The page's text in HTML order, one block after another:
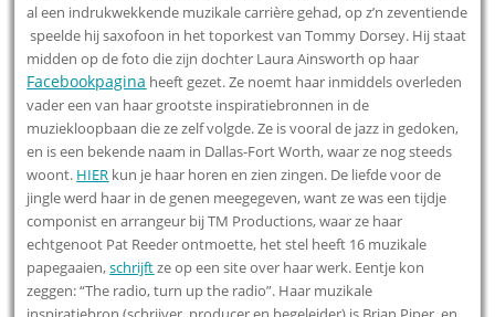
al een indrukwekkende muzikale carrière gehad, op z’n zeventiende
speelde hij saxofoon in het toporkest van Tommy Dorsey. Hij staat
midden op de foto die zijn dochter Laura Ainsworth op haar
Facebookpagina heeft gezet. Ze noemt haar inmiddels overleden
vader een van haar grootste inspiratiebronnen in de
muziekloopbaan die ze zelf volgde. Ze is vooral de jazz in gedoken,
en is een bekende naam in Dallas-Fort Worth, waar ze nog steeds
woont. HIER kun je haar horen en zien zingen. De liefde voor de
jingle werd haar in de genen meegegeven, want ze was een tijdje
componist en arrangeur bij TM Productions, waar ze haar
echtgenoot Pat Reeder ontmoette, het stel heeft 16 muzikale
papegaaien,schrijftze op een site over haar werk. Eentje kon
zeggen: “The radio, turn up the radio”. Haar muzikale